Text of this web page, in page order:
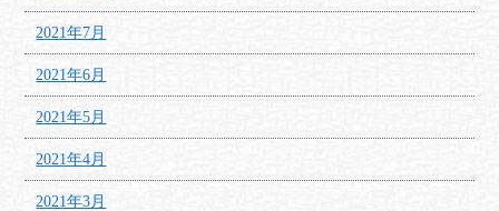
2021年7月
2021年6月
2021年5月
2021年4月
2021年3月